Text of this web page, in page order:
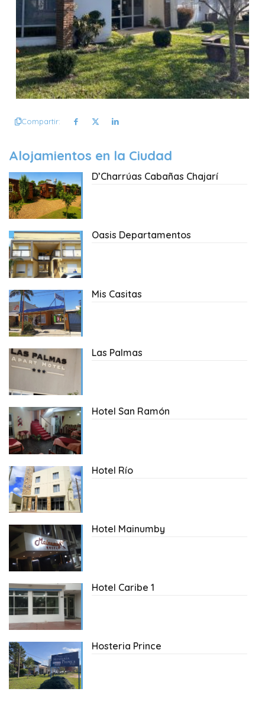
Compartir:
Alojamientos en la Ciudad
D’Charrúas Cabañas Chajarí
Oasis Departamentos
Mis Casitas
Las Palmas
Hotel San Ramón
Hotel Río
Hotel Mainumby
Hotel Caribe 1
Hosteria Prince